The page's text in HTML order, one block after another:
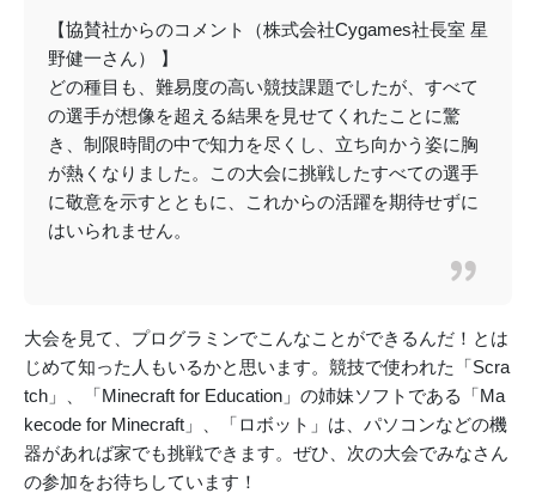
【協賛社からのコメント（株式会社Cygames社長室 星
野健一さん） 】
どの種目も、難易度の高い競技課題でしたが、すべて
の選手が想像を超える結果を見せてくれたことに驚
き、制限時間の中で知力を尽くし、立ち向かう姿に胸
が熱くなりました。この大会に挑戦したすべての選手
に敬意を示すとともに、これからの活躍を期待せずに
はいられません。
大会を見て、プログラミンでこんなことができるんだ！とは
じめて知った人もいるかと思います。競技で使われた「Scra
tch」、「Minecraft for Education」の姉妹ソフトである「Ma
kecode for Minecraft」、「ロボット」は、パソコンなどの機
器があれば家でも挑戦できます。ぜひ、次の大会でみなさん
の参加をお待ちしています！